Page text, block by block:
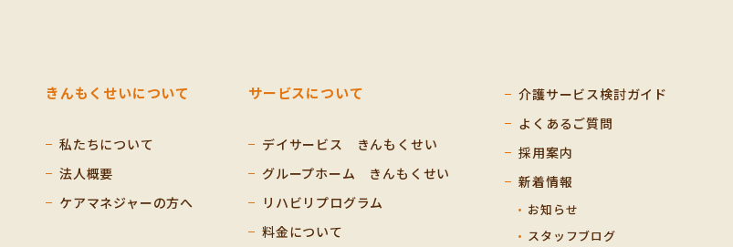
きんもくせいについて
私たちについて
法人概要
ケアマネジャーの方へ
サービスについて
デイサービス きんもくせい
グループホーム きんもくせい
リハビリプログラム
料金について
介護サービス検討ガイド
よくあるご質問
採用案内
新着情報
お知らせ
スタッフブログ